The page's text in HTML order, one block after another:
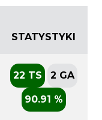
STATYSTYKI
22 TS 2 GA
90.91 %